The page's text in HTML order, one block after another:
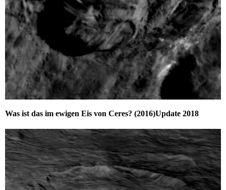
Was ist das im ewigen Eis von Ceres? (2016)Update 2018